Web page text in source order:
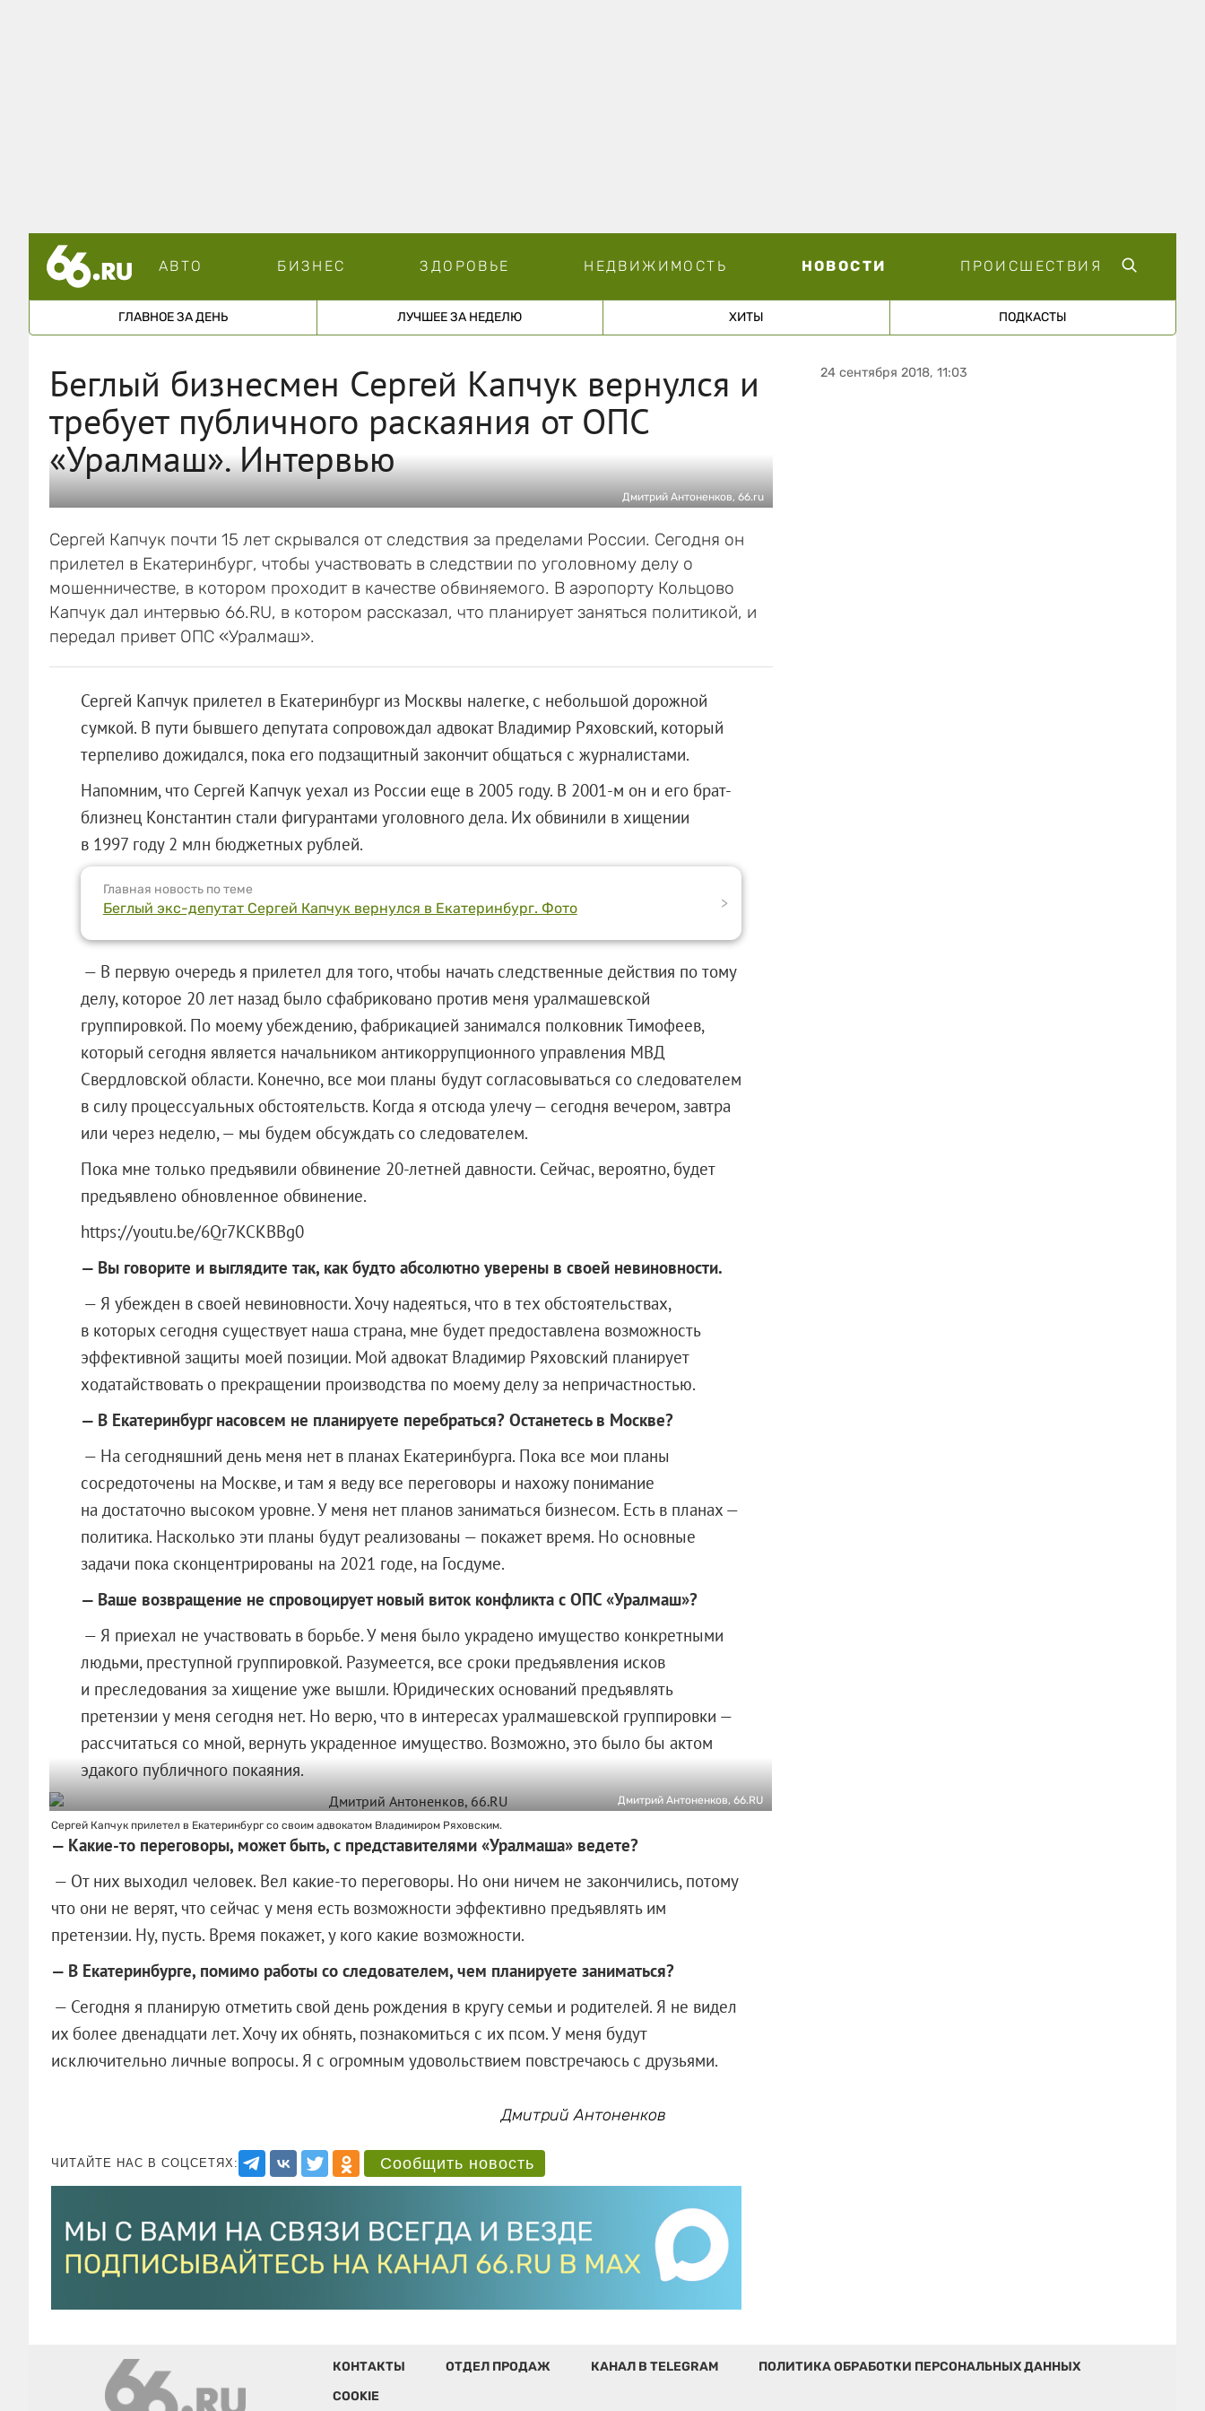
АВТО БИЗНЕС ЗДОРОВЬЕ НЕДВИЖИМОСТЬ НОВОСТИ ПРОИСШЕСТВИЯ
ГЛАВНОЕ ЗА ДЕНЬ ЛУЧШЕЕ ЗА НЕДЕЛЮ ХИТЫ ПОДКАСТЫ
Беглый бизнесмен Сергей Капчук вернулся и
требует публичного раскаяния от ОПС
«Уралмаш». Интервью
Дмитрий Антоненков, 66.ru
Сергей Капчук почти 15 лет скрывался от следствия за пределами России. Сегодня он
прилетел в Екатеринбург, чтобы участвовать в следствии по уголовному делу о
мошенничестве, в котором проходит в качестве обвиняемого. В аэропорту Кольцово
Капчук дал интервью 66.RU, в котором рассказал, что планирует заняться политикой, и
передал привет ОПС «Уралмаш».
Сергей Капчук прилетел в Екатеринбург из Москвы налегке, с небольшой дорожной
сумкой. В пути бывшего депутата сопровождал адвокат Владимир Ряховский, который
терпеливо дожидался, пока его подзащитный закончит общаться с журналистами.
Напомним, что Сергей Капчук уехал из России еще в 2005 году. В 2001-м он и его брат-
близнец Константин стали фигурантами уголовного дела. Их обвинили в хищении
в 1997 году 2 млн бюджетных рублей.
Главная новость по теме
Беглый экс-депутат Сергей Капчук вернулся в Екатеринбург. Фото >
— В первую очередь я прилетел для того, чтобы начать следственные действия по тому
делу, которое 20 лет назад было сфабриковано против меня уралмашевской
группировкой. По моему убеждению, фабрикацией занимался полковник Тимофеев,
который сегодня является начальником антикоррупционного управления МВД
Свердловской области. Конечно, все мои планы будут согласовываться со следователем
в силу процессуальных обстоятельств. Когда я отсюда улечу — сегодня вечером, завтра
или через неделю, — мы будем обсуждать со следователем.
Пока мне только предъявили обвинение 20-летней давности. Сейчас, вероятно, будет
предъявлено обновленное обвинение.
https://youtu.be/6Qr7KCKBBg0
— Вы говорите и выглядите так, как будто абсолютно уверены в своей невиновности.
— Я убежден в своей невиновности. Хочу надеяться, что в тех обстоятельствах,
в которых сегодня существует наша страна, мне будет предоставлена возможность
эффективной защиты моей позиции. Мой адвокат Владимир Ряховский планирует
ходатайствовать о прекращении производства по моему делу за непричастностью.
— В Екатеринбург насовсем не планируете перебраться? Останетесь в Москве?
— На сегодняшний день меня нет в планах Екатеринбурга. Пока все мои планы
сосредоточены на Москве, и там я веду все переговоры и нахожу понимание
на достаточно высоком уровне. У меня нет планов заниматься бизнесом. Есть в планах —
политика. Насколько эти планы будут реализованы — покажет время. Но основные
задачи пока сконцентрированы на 2021 годе, на Госдуме.
— Ваше возвращение не спровоцирует новый виток конфликта с ОПС «Уралмаш»?
— Я приехал не участвовать в борьбе. У меня было украдено имущество конкретными
людьми, преступной группировкой. Разумеется, все сроки предъявления исков
и преследования за хищение уже вышли. Юридических оснований предъявлять
претензии у меня сегодня нет. Но верю, что в интересах уралмашевской группировки —
рассчитаться со мной, вернуть украденное имущество. Возможно, это было бы актом
эдакого публичного покаяния.
Дмитрий Антоненков, 66.RU
Сергей Капчук прилетел в Екатеринбург со своим адвокатом Владимиром Ряховским.
— Какие-то переговоры, может быть, с представителями «Уралмаша» ведете?
— От них выходил человек. Вел какие-то переговоры. Но они ничем не закончились, потому
что они не верят, что сейчас у меня есть возможности эффективно предъявлять им
претензии. Ну, пусть. Время покажет, у кого какие возможности.
— В Екатеринбурге, помимо работы со следователем, чем планируете заниматься?
— Сегодня я планирую отметить свой день рождения в кругу семьи и родителей. Я не видел
их более двенадцати лет. Хочу их обнять, познакомиться с их псом. У меня будут
исключительно личные вопросы. Я с огромным удовольствием повстречаюсь с друзьями.
Дмитрий Антоненков
ЧИТАЙТЕ НАС В СОЦСЕТЯХ: Сообщить новость
24 сентября 2018, 11:03
КОНТАКТЫ ОТДЕЛ ПРОДАЖ КАНАЛ В TELEGRAM
ПОЛИТИКА ОБРАБОТКИ ПЕРСОНАЛЬНЫХ ДАННЫХ
COOKIE